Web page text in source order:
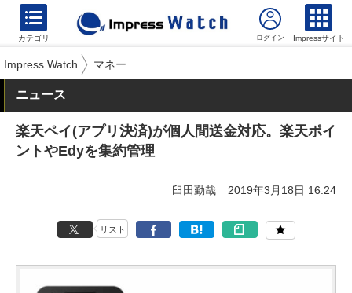
カテゴリ Impressサイト
Impress Watch マネー
ニュース
楽天ペイ(アプリ決済)が個人間送金対応。楽天ポイ
ントやEdyを集約管理
臼田勤哉 2019年3月18日 16:24
リスト